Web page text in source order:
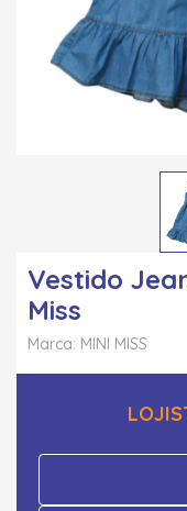
Vestido
Miss
Marca: MINI MISS